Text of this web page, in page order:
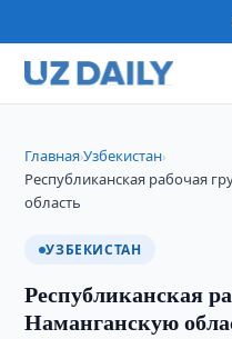
Главная›Узбекистан›
Республиканская рабочая
область
УЗБЕКИСТАН
Республиканская
Наманганскую